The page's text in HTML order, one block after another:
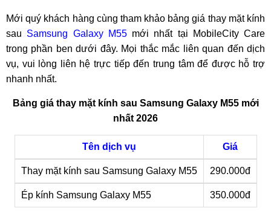
Mới quý khách hàng cùng tham khảo bảng giá thay mặt kính
sau Samsung Galaxy M55mới nhất tại MobileCity Care
trong phần ben dưới đây. Mọi thắc mắc liên quan đến dịch
vụ, vui lòng liên hệ trực tiếp đến trung tâm để được hỗ trợ
nhanh nhất.
Bảng giá thay mặt kính sau Samsung Galaxy M55 mới
nhất 2026
Tên dịch vụ Giá
Thay mặt kính sau Samsung Galaxy M55 290.000đ
Ép kính Samsung Galaxy M55 350.000đ